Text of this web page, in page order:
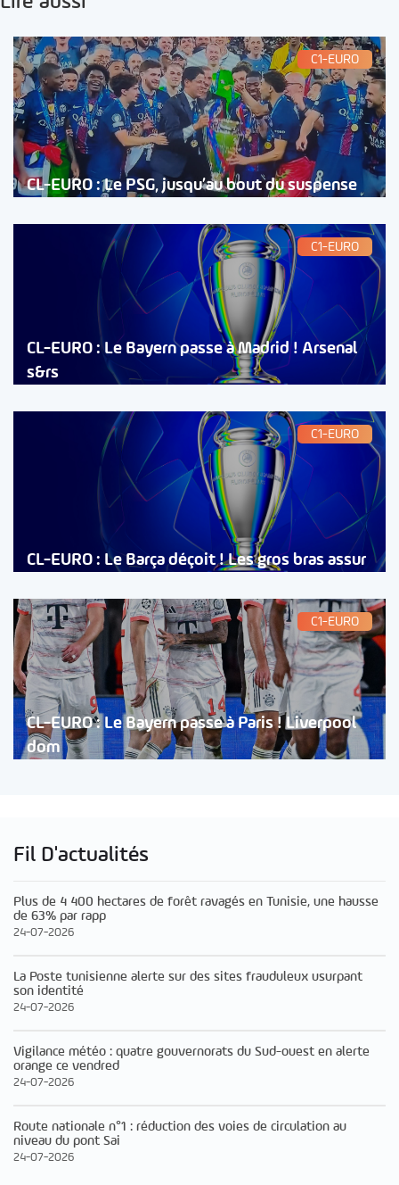
C1-EURO
CL-EURO : Le PSG, jusqu’au bout du suspense
C1-EURO
CL-EURO : Le Bayern passe à Madrid ! Arsenal
s&rs
C1-EURO
CL-EURO : Le Barça déçoit ! Les gros bras assur
C1-EURO
CL-EURO : Le Bayern passe à Paris ! Liverpool
dom
Fil D'actualités
Plus de 4 400 hectares de forêt ravagés en Tunisie, une hausse
de 63% par rapp
24-07-2026
La Poste tunisienne alerte sur des sites frauduleux usurpant
son identité
24-07-2026
Vigilance météo : quatre gouvernorats du Sud-ouest en alerte
orange ce vendred
24-07-2026
Route nationale n°1 : réduction des voies de circulation au
niveau du pont Sai
24-07-2026